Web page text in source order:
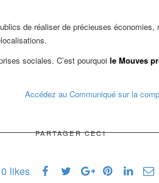
de réaliser de précieuses
sociales. C’est pourquoi le Mouves
Accédez au Communiqué sur la
PARTAGER CECI
0 likes